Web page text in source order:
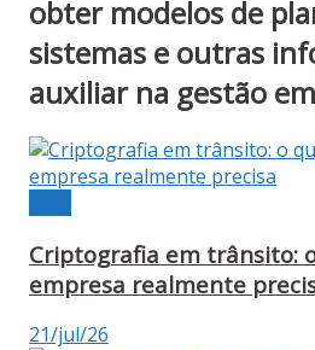
obter modelos de
sistemas e outras
auxiliar na gestão
Criptografia em trânsito:
empresa realmente
21/jul/26